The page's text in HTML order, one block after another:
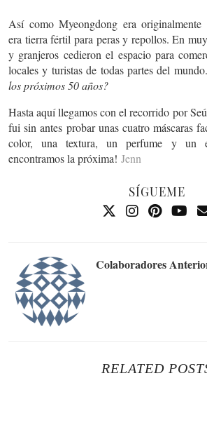
Así como Myeongdong era originalmente
era tierra fértil para peras y repollos. En
y granjeros cedieron el espacio para
locales y turistas de todas partes del mundo.
los próximos 50 años?
Hasta aquí llegamos con el recorrido por
fui sin antes probar unas cuatro máscaras
color, una textura, un perfume y un
encontramos la próxima! Jenn
SÍGUEME
Colaboradores
RELATED